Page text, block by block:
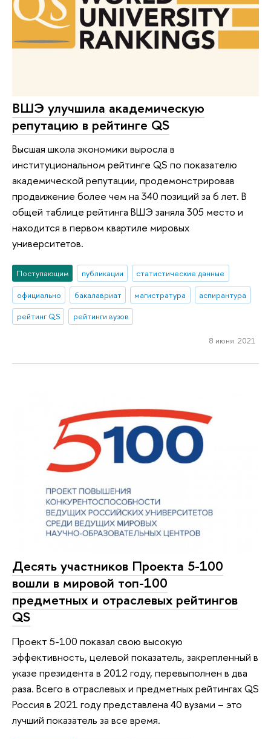
ВШЭ улучшила академическую
репутацию в рейтинге QS
Высшая школа экономики выросла в
институциональном рейтинге QS по показателю
академической репутации, продемонстрировав
продвижение более чем на 340 позиций за 6 лет. В
общей таблице рейтинга ВШЭ заняла 305 место и
находится в первом квартиле мировых
университетов.
Поступающим публикации
статистические данные
официально
бакалавриат магистратура
аспирантура
рейтинг QS
рейтинги вузов
8 июня 2021
Десять участников Проекта 5-100
вошли в мировой топ-100
предметных и отраслевых рейтингов
QS
Проект 5-100 показал свою высокую
эффективность, целевой показатель, закрепленный в
указе президента в 2012 году, перевыполнен в два
раза. Всего в отраслевых и предметных рейтингах QS
Россия в 2021 году представлена 40 вузами – это
лучший показатель за все время.